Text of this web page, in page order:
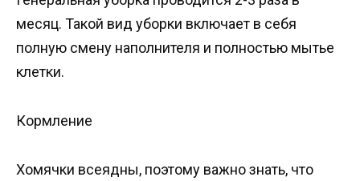
месяц. Такой вид уборки включает в себя
полную смену наполнителя и полностью мытье
клетки.
Кормление
Хомячки всеядны, поэтому важно знать, что